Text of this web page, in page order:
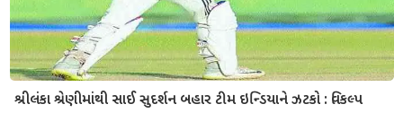
શ્રીલંકા શ્રેણીમાંથી સાઈ સુદર્શન બહાર ટીમ ઇન્ડિયાને ઝટકો : વિકલ્પ